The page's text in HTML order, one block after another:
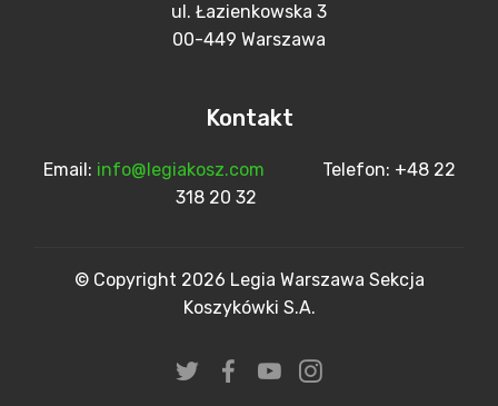
ul. Łazienkowska 3
00-449 Warszawa
Kontakt
Email: info@legiakosz.com
Telefon: +48 22
318 20 32
© Copyright 2026 Legia Warszawa Sekcja
Koszykówki S.A.